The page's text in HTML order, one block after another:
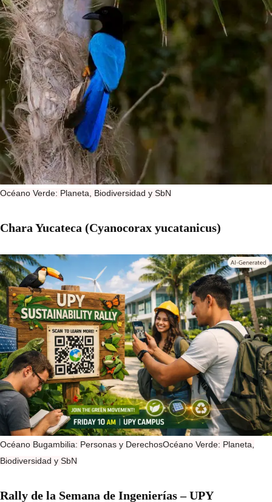
Océano Verde: Planeta, Biodiversidad y SbN
Chara Yucateca (Cyanocorax yucatanicus)
Océano Bugambilia: Personas y DerechosOcéano Verde: Planeta,
Biodiversidad y SbN
Rally de la Semana de Ingenierías – UPY